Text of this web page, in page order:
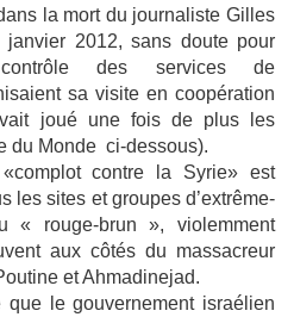
la mort du journaliste Gilles
2012, sans doute pour
des services de
sa visite en coopération
joué une fois de plus les
du Monde ci-dessous).
contre la Syrie» est
les sites et groupes d’extrême-
« rouge-brun », violemment
aux côtés du massacreur
et Ahmadinejad.
que le gouvernement israélien